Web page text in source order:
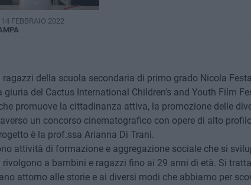
FEBBRAIO 2022
ragazzi della scuola secondaria di primo grado Nicola
giuria del Cactus International Children's and Youth Film
promuove la cittadinanza attiva, la promozione delle
un concorso cinematografico con opere di alto
è la prof.ssa Arianna Di Trani.
attività di formazione e aggregazione sociale che si
a bambini e ragazzi fino ai 29 anni di età. Si
attorno alle storie e ai diversi modi che abbiamo per